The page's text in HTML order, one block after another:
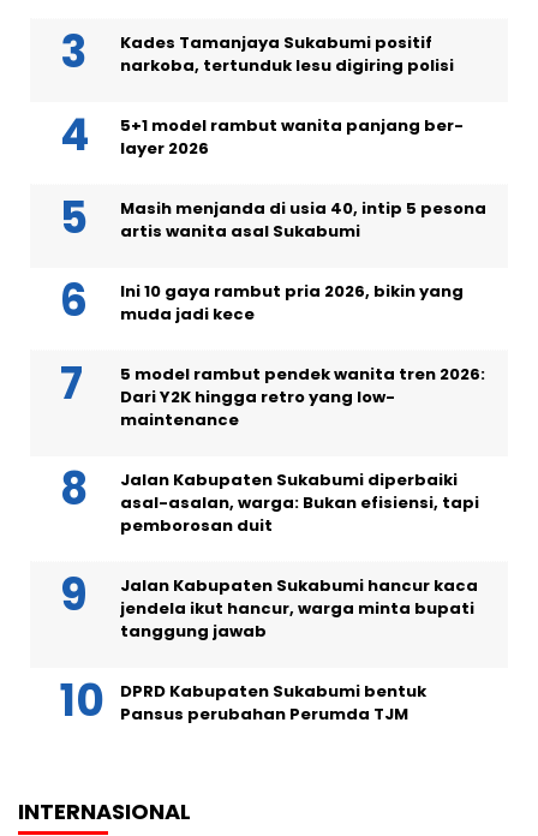
Kades Tamanjaya Sukabumi positif
narkoba, tertunduk lesu digiring polisi
5+1 model rambut wanita panjang ber-
layer 2026
Masih menjanda di usia 40, intip 5 pesona
artis wanita asal Sukabumi
Ini 10 gaya rambut pria 2026, bikin yang
muda jadi kece
5 model rambut pendek wanita tren 2026:
Dari Y2K hingga retro yang low-
maintenance
Jalan Kabupaten Sukabumi diperbaiki
asal-asalan, warga: Bukan efisiensi, tapi
pemborosan duit
Jalan Kabupaten Sukabumi hancur kaca
jendela ikut hancur, warga minta bupati
tanggung jawab
DPRD Kabupaten Sukabumi bentuk
Pansus perubahan Perumda TJM
INTERNASIONAL